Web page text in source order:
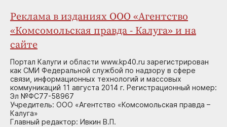
Реклама в изданиях ООО «Агентство
«Комсомольская правда - Калуга» и на
сайте
Портал Калуги и области www.kp40.ru зарегистрирован
как СМИ Федеральной службой по надзору в сфере
связи, информационных технологий и массовых
коммуникаций 11 августа 2014 г. Регистрационный номер:
Эл №ФС77-58967
Учредитель: ООО «Агентство «Комсомольская правда –
Калуга»
Главный редактор: Ивкин В.П.